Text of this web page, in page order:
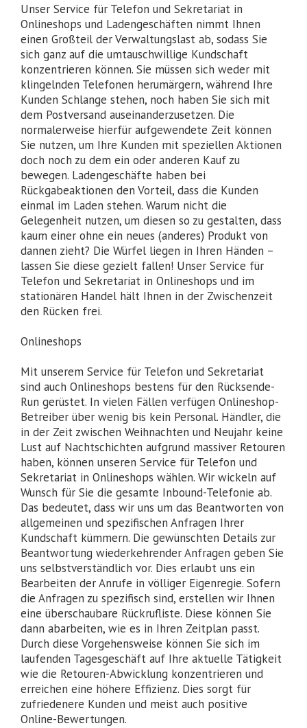
Unser Service für Telefon und Sekretariat in
Onlineshops und Ladengeschäften nimmt Ihnen
einen Großteil der Verwaltungslast ab, sodass Sie
sich ganz auf die umtauschwillige Kundschaft
konzentrieren können. Sie müssen sich weder mit
klingelnden Telefonen herumärgern, während Ihre
Kunden Schlange stehen, noch haben Sie sich mit
dem Postversand auseinanderzusetzen. Die
normalerweise hierfür aufgewendete Zeit können
Sie nutzen, um Ihre Kunden mit speziellen Aktionen
doch noch zu dem ein oder anderen Kauf zu
bewegen. Ladengeschäfte haben bei
Rückgabeaktionen den Vorteil, dass die Kunden
einmal im Laden stehen. Warum nicht die
Gelegenheit nutzen, um diesen so zu gestalten, dass
kaum einer ohne ein neues (anderes) Produkt von
dannen zieht? Die Würfel liegen in Ihren Händen –
lassen Sie diese gezielt fallen! Unser Service für
Telefon und Sekretariat in Onlineshops und im
stationären Handel hält Ihnen in der Zwischenzeit
den Rücken frei.
Onlineshops
Mit unserem Service für Telefon und Sekretariat
sind auch Onlineshops bestens für den Rücksende-
Run gerüstet. In vielen Fällen verfügen Onlineshop-
Betreiber über wenig bis kein Personal. Händler, die
in der Zeit zwischen Weihnachten und Neujahr keine
Lust auf Nachtschichten aufgrund massiver Retouren
haben, können unseren Service für Telefon und
Sekretariat in Onlineshops wählen. Wir wickeln auf
Wunsch für Sie die gesamte Inbound-Telefonie ab.
Das bedeutet, dass wir uns um das Beantworten von
allgemeinen und spezifischen Anfragen Ihrer
Kundschaft kümmern. Die gewünschten Details zur
Beantwortung wiederkehrender Anfragen geben Sie
uns selbstverständlich vor. Dies erlaubt uns ein
Bearbeiten der Anrufe in völliger Eigenregie. Sofern
die Anfragen zu spezifisch sind, erstellen wir Ihnen
eine überschaubare Rückrufliste. Diese können Sie
dann abarbeiten, wie es in Ihren Zeitplan passt.
Durch diese Vorgehensweise können Sie sich im
laufenden Tagesgeschäft auf Ihre aktuelle Tätigkeit
wie die Retouren-Abwicklung konzentrieren und
erreichen eine höhere Effizienz. Dies sorgt für
zufriedenere Kunden und meist auch positive
Online-Bewertungen.